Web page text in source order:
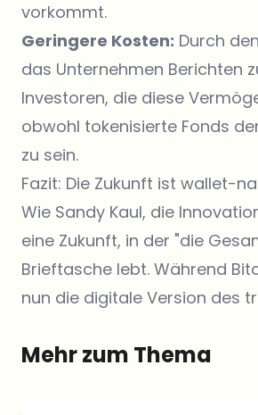
vorkommt.
Geringere Kosten: Durch
das Unternehmen Berichten
Investoren, die diese
obwohl tokenisierte Fonds
zu sein.
Fazit: Die Zukunft ist wallet-
Wie Sandy Kaul, die
eine Zukunft, in der "die
Brieftasche lebt. Während
nun die digitale Version des
Mehr zum Thema